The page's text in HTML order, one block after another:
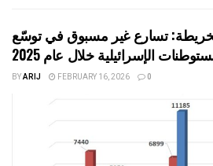
تسارع غير مسبوق في توسّع
الإسرائيلية خلال عام 2025
BYARIJ FEBRUARY 16, 2026 0